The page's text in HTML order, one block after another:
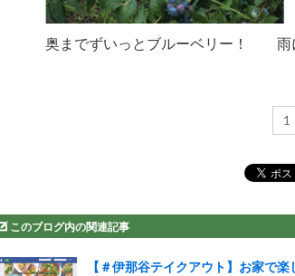
奥までずいっとブルーベリー！ 雨
1
このブログ内の関連記事
【＃伊那谷テイクアウト】お家で楽